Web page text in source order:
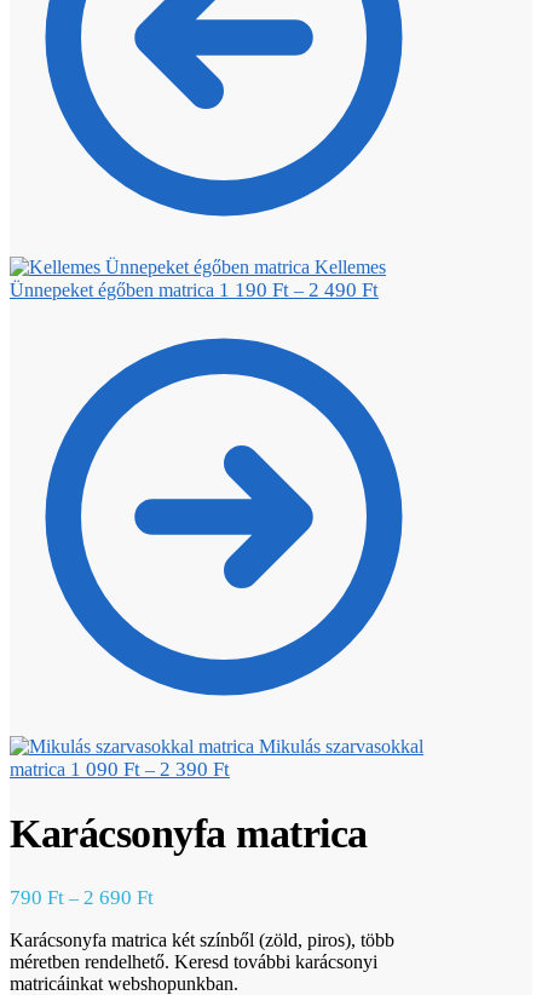
Kellemes
Ünnepeket égőben matrica 1 190 Ft – 2 490 Ft
Mikulás szarvasokkal
matrica 1 090 Ft – 2 390 Ft
Karácsonyfa matrica
790 Ft – 2 690 Ft
Karácsonyfa matrica két színből (zöld, piros), több
méretben rendelhető. Keresd további karácsonyi
matricáinkat webshopunkban.